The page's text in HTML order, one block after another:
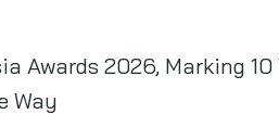
Awards 2026, Marking
Way